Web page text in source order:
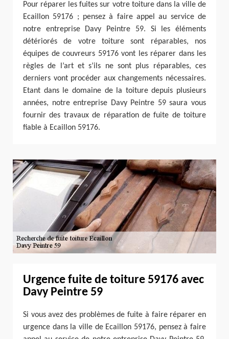
Pour réparer les fuites sur votre toiture dans la ville de
Ecaillon 59176 ; pensez à faire appel au service de
notre entreprise Davy Peintre 59. Si les éléments
détériorés de votre toiture sont réparables, nos
équipes de couvreurs 59176 vont les réparer dans les
règles de l’art et s’ils ne sont plus réparables, ces
derniers vont procéder aux changements nécessaires.
Etant dans le domaine de la toiture depuis plusieurs
années, notre entreprise Davy Peintre 59 saura vous
fournir des travaux de réparation de fuite de toiture
fiable à Ecaillon 59176.
Urgence fuite de toiture 59176 avec
Davy Peintre 59
Si vous avez des problèmes de fuite à faire réparer en
urgence dans la ville de Ecaillon 59176, pensez à faire